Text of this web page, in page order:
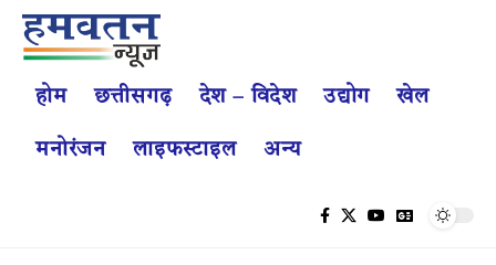
होम छत्तीसगढ़ देश – विदेश उद्योग खेल
मनोरंजन लाइफस्टाइल अन्य